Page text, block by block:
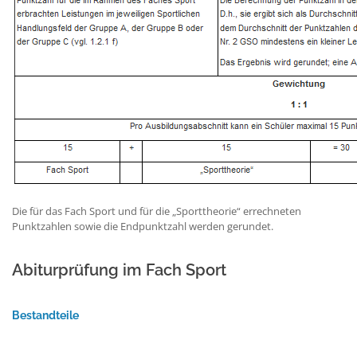
Die für das Fach Sport und für die „Sporttheorie“ errechneten
Punktzahlen sowie die Endpunktzahl werden gerundet.
Abiturprüfung im Fach Sport
Bestandteile